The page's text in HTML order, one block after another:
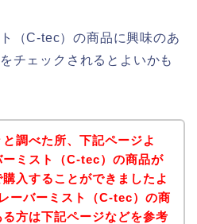
（C-tec）の商品に興味のあ
チェックされるとよいかも
調べた所、下記ページよ
ーミスト（C-tec）の商品が
入することができましたよ
ーバーミスト（C-tec）の商
方は下記ページなどを参考